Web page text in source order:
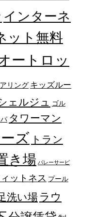
インターネ
ット無料
ートロッ
リング キッズルー
ェルジュ
ゴル
タワーマン
ズ トラン
き場 バレーサービ
ットネス プール
洗い場 ラウ